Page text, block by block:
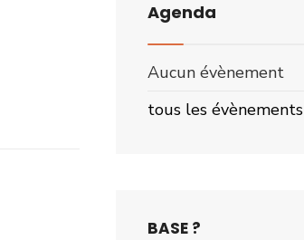
Agenda
Aucun évènement
tous les évènements
BASE ?